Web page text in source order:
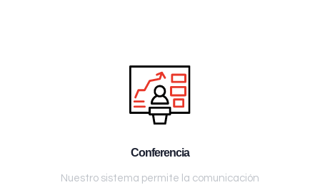
Conferencia
Nuestro sistema permite la comunicación